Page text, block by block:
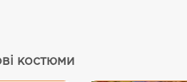
костюми